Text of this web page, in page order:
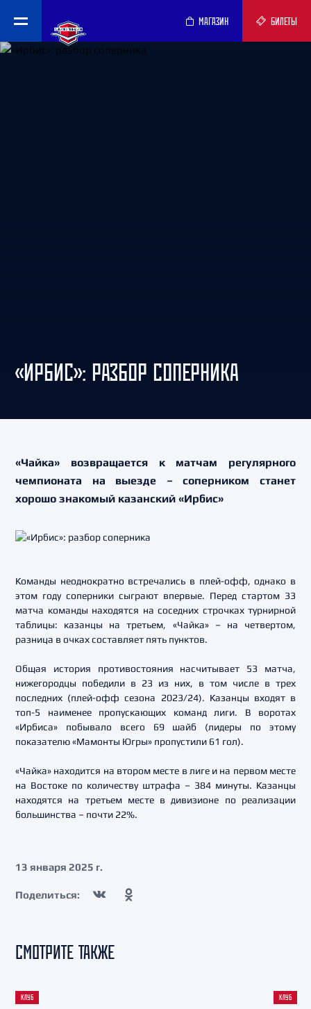
МАГАЗИН БИЛЕТЫ
«ИРБИС»: РАЗБОР СОПЕРНИКА
«Чайка» возвращается к матчам регулярного
чемпионата на выезде – соперником станет
хорошо знакомый казанский «Ирбис»
Команды неоднократно встречались в плей-офф, однако в
этом году соперники сыграют впервые. Перед стартом 33
матча команды находятся на соседних строчках турнирной
таблицы: казанцы на третьем, «Чайка» – на четвертом,
разница в очках составляет пять пунктов.
Общая история противостояния насчитывает 53 матча,
нижегородцы победили в 23 из них, в том числе в трех
последних (плей-офф сезона 2023/24). Казанцы входят в
топ-5 наименее пропускающих команд лиги. В воротах
«Ирбиса» побывало всего 69 шайб (лидеры по этому
показателю «Мамонты Югры» пропустили 61 гол).
«Чайка» находится на втором месте в лиге и на первом месте
на Востоке по количеству штрафа – 384 минуты. Казанцы
находятся на третьем месте в дивизионе по реализации
большинства – почти 22%.
13 января 2025 г.
Поделиться:
СМОТРИТЕ ТАКЖЕ
КЛУБ КЛУБ